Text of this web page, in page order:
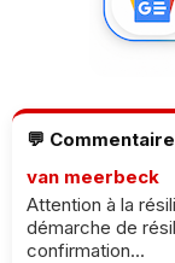
💬
van meerbeck
Attention à la
démarche de
confirmation...